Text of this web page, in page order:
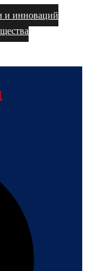
и инноваций